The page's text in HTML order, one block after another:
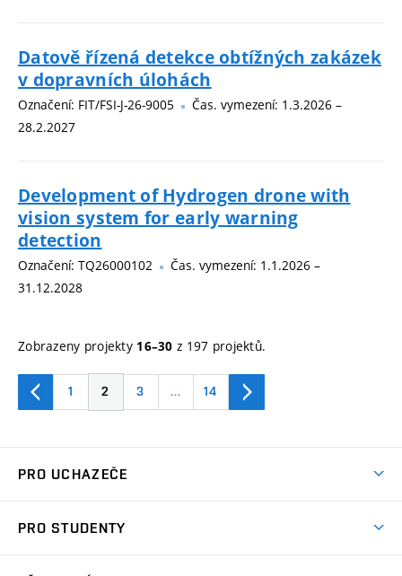
Datově řízená detekce obtížných zakázek
v dopravních úlohách
Označení: FIT/FSI-J-26-9005
Čas. vymezení: 1.3.2026 –
28.2.2027
Development of Hydrogen drone with
vision system for early warning
detection
Označení: TQ26000102
Čas. vymezení: 1.1.2026 –
31.12.2028
Zobrazeny projekty 16–30 z 197 projektů.
1 2 3 … 14
PRO UCHAZEČE
PRO STUDENTY